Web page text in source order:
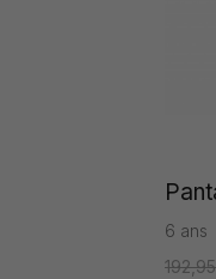
6 ans